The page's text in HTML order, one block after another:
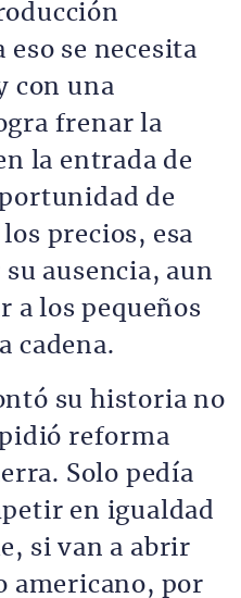
eso se necesita
con una
frenar la
la entrada de
de
precios, esa
ausencia, aun
a los pequeños
cadena.
su historia no
reforma
Solo pedía
en igualdad
si van a abrir
americano, por